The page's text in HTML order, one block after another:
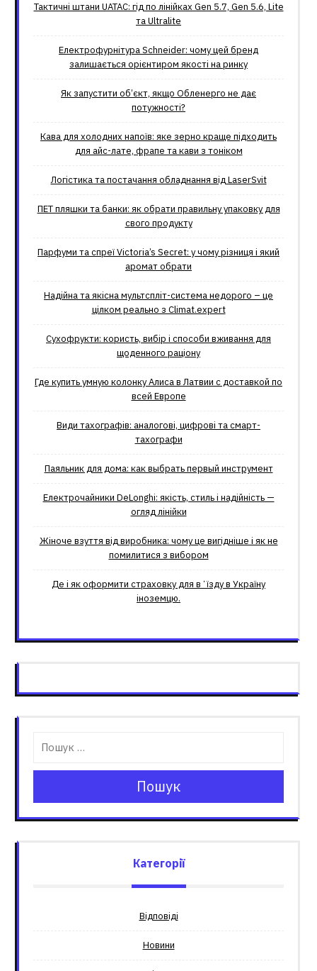
Тактичні штани UATAC: гід по лінійках Gen 5.7, Gen 5.6, Lite
та Ultralite
Електрофурнітура Schneider: чому цей бренд
залишається орієнтиром якості на ринку
Як запустити об’єкт, якщо Обленерго не дає
потужності?
Кава для холодних напоїв: яке зерно краще підходить
для айс-лате, фрапе та кави з тоніком
Логістика та постачання обладнання від LaserSvit
ПЕТ пляшки та банки: як обрати правильну упаковку для
свого продукту
Парфуми та спреї Victoria’s Secret: у чому різниця і який
аромат обрати
Надійна та якісна мультспліт-система недорого – це
цілком реально з Climat.еxpert
Сухофрукти: користь, вибір і способи вживання для
щоденного раціону
Где купить умную колонку Алиса в Латвии с доставкой по
всей Европе
Види тахографів: аналогові, цифрові та смарт-
тахографи
Паяльник для дома: как выбрать первый инструмент
Електрочайники DeLonghi: якість, стиль і надійність —
огляд лінійки
Жіноче взуття від виробника: чому це вигідніше і як не
помилитися з вибором
Де і як оформити страховку для вʼїзду в Україну
іноземцю.
Пошук
Категорії
Відповіді
Новини